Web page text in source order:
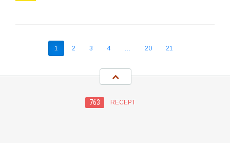
1 2 3 4 … 20 21
763 RECEPT